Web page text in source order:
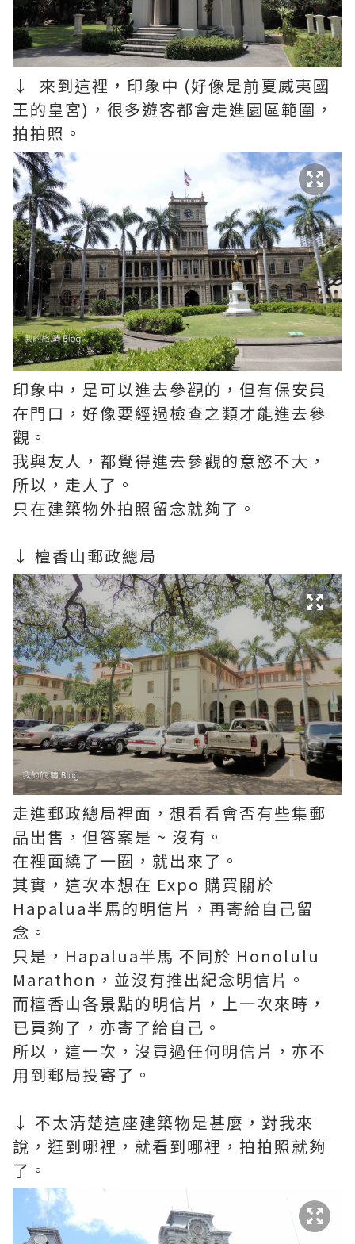
↓ 來到這裡，印象中 (好像是前夏威夷國
王的皇宮)，很多遊客都會走進園區範圍，
拍拍照。
印象中，是可以進去參觀的，但有保安員
在門口，好像要經過檢查之類才能進去參
觀。
我與友人，都覺得進去參觀的意慾不大，
所以，走人了。
只在建築物外拍照留念就夠了。
↓ 檀香山郵政總局
走進郵政總局裡面，想看看會否有些集郵
品出售，但答案是 ~ 沒有。
在裡面繞了一圈，就出來了。
其實，這次本想在 Expo 購買關於
Hapalua半馬的明信片，再寄給自己留
念。
只是，Hapalua半馬 不同於 Honolulu
Marathon，並沒有推出紀念明信片。
而檀香山各景點的明信片，上一次來時，
已買夠了，亦寄了給自己。
所以，這一次，沒買過任何明信片，亦不
用到郵局投寄了。
↓ 不太清楚這座建築物是甚麼，對我來
說，逛到哪裡，就看到哪裡，拍拍照就夠
了。